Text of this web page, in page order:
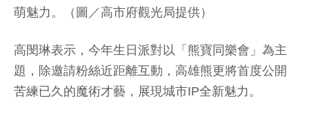
萌魅力。（圖／高市府觀光局提供）
高閔琳表示，今年生日派對以「熊寶同樂會」為主
題，除邀請粉絲近距離互動，高雄熊更將首度公開
苦練已久的魔術才藝，展現城市IP全新魅力。